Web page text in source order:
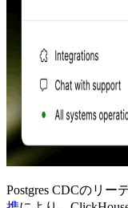
Postgres CDCのリー